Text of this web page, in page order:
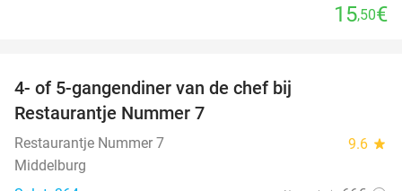
15,50€
4- of 5-gangendiner van de chef bij
Restaurantje Nummer 7
Restaurantje Nummer 7 9.6 star
Middelburg